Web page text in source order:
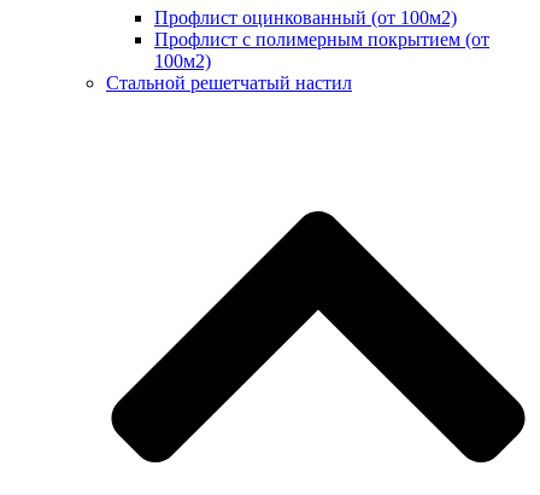
Профлист оцинкованный (от 100м2)
Профлист с полимерным покрытием (от
100м2)
Стальной решетчатый настил